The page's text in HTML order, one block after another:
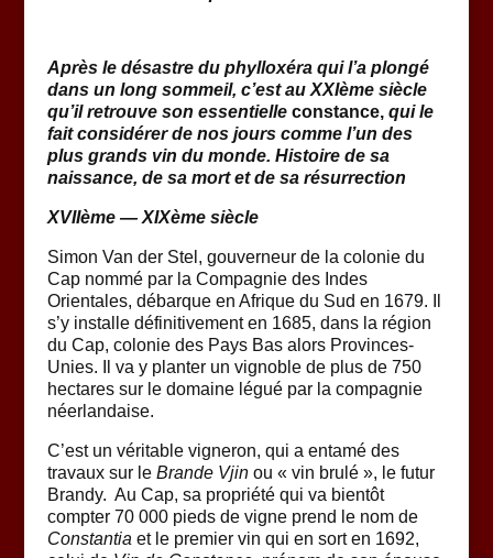
Après le désastre du phylloxéra qui l’a plongé
dans un long sommeil, c’est au XXIème siècle
qu’il retrouve son essentielle constance,qui le
fait considérer de nos jours comme l’un des
plus grands vin du monde. Histoire de sa
naissance, de sa mort et de sa résurrection
XVIIème — XIXème siècle
Simon Van der Stel, gouverneur de la colonie du
Cap nommé par la Compagnie des Indes
Orientales, débarque en Afrique du Sud en 1679. Il
s’y installe définitivement en 1685, dans la région
du Cap, colonie des Pays Bas alors Provinces-
Unies. Il va y planter un vignoble de plus de 750
hectares sur le domaine légué par la compagnie
néerlandaise.
C’est un véritable vigneron, qui a entamé des
travaux sur le Brande Vjinou « vin brulé », le futur
Brandy. Au Cap, sa propriété qui va bientôt
compter 70 000 pieds de vigne prend le nom de
Constantia et le premier vin qui en sort en 1692,